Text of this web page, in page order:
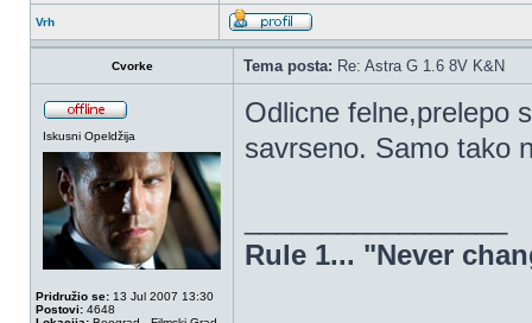
Vrh
Cvorke Tema posta: Re: Astra G 1.6 8V K&N
Iskusni Opeldžija
Pridružio se: 13 Jul 2007 13:30
Postovi: 4648
Odlicne felne,prelepo
savrseno. Samo tako
Rule 1... "Never